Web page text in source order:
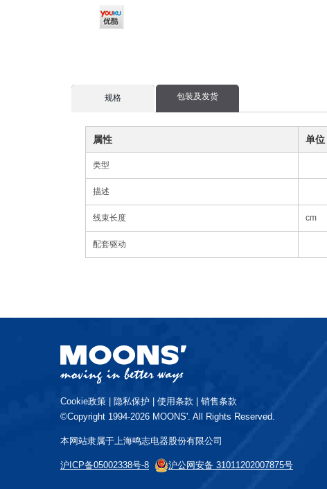
current
规格 包装及发货
属性 单位
类型
描述
线束长度 cm
配套驱动
Cookie政策 隐私保护 使用条款
销售条款
©Copyright 1994-2026 MOONS'. All Rights Reserved.
本网站隶属于上海鸣志电器股份有限公司
沪ICP备05002338号-8 沪公网安备 31011202007875号